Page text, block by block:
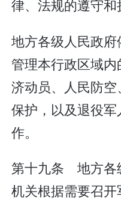
律、法规的遵守和
地方各级人民政府
管理本行政区域
济动员、人民防
保护，以及退役
作。
第十九条 地方各
机关根据需要召